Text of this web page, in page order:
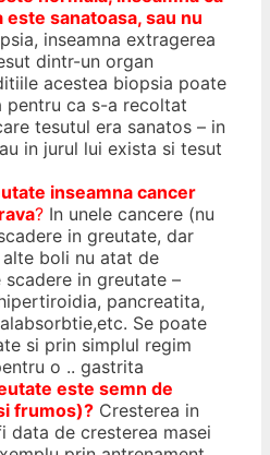
sanatoasa, sau nu
inseamna extragerea
dintr-un organ
acestea biopsia poate
pentru ca s-a recoltat
tesutul era sanatos – in
in jurul lui exista si tesut
inseamna cancer
? In unele cancere (nu
in greutate, dar
alte boli nu atat de
in greutate –
pancreatita,
Se poate
si prin simplul regim
o .. gastrita
este semn de
frumos)? Cresterea in
data de cresterea masei